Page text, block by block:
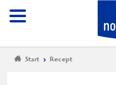
Meny
Start Recept